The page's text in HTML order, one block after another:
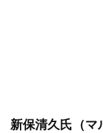
新保清久氏（マ